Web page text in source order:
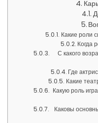
Какие роли
Когда
С какого
Где
Какие
Какую роль
Каковы